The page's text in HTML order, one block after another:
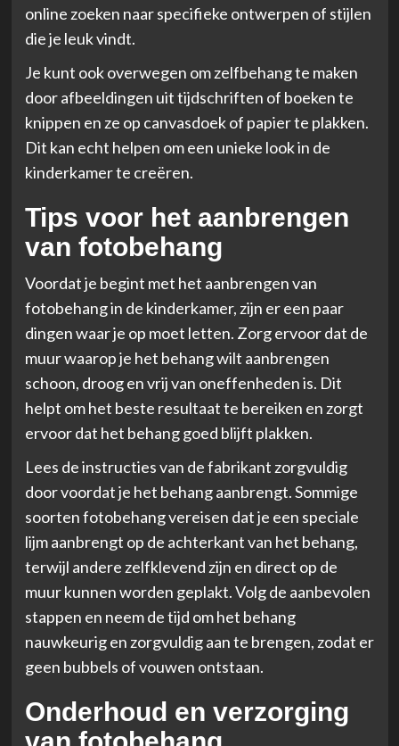
online zoeken naar specifieke ontwerpen of stijlen
die je leuk vindt.
Je kunt ook overwegen om zelfbehang te maken
door afbeeldingen uit tijdschriften of boeken te
knippen en ze op canvasdoek of papier te plakken.
Dit kan echt helpen om een unieke look in de
kinderkamer te creëren.
Tips voor het aanbrengen
van fotobehang
Voordat je begint met het aanbrengen van
fotobehang in de kinderkamer, zijn er een paar
dingen waar je op moet letten. Zorg ervoor dat de
muur waarop je het behang wilt aanbrengen
schoon, droog en vrij van oneffenheden is. Dit
helpt om het beste resultaat te bereiken en zorgt
ervoor dat het behang goed blijft plakken.
Lees de instructies van de fabrikant zorgvuldig
door voordat je het behang aanbrengt. Sommige
soorten fotobehang vereisen dat je een speciale
lijm aanbrengt op de achterkant van het behang,
terwijl andere zelfklevend zijn en direct op de
muur kunnen worden geplakt. Volg de aanbevolen
stappen en neem de tijd om het behang
nauwkeurig en zorgvuldig aan te brengen, zodat er
geen bubbels of vouwen ontstaan.
Onderhoud en verzorging